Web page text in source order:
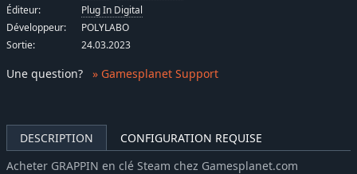
DESCRIPTION
CONFIGURATION REQUISE
Acheter GRAPPIN en clé Steam chez Gamesplanet.com
Éditeur:
Plug In Digital
Développeur:
POLYLABO
Sortie:
24.03.2023
Une question? » Gamesplanet Support